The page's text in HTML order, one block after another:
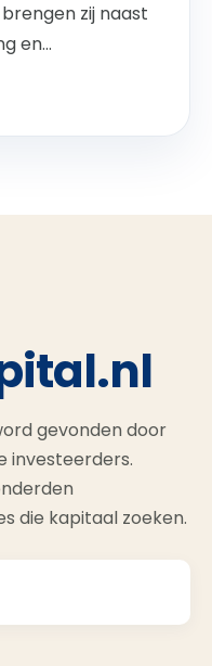
zij naast
en...
gevonden door
investeerders.
die kapitaal zoeken.